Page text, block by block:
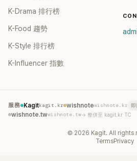
K-Drama 排行榜
K-Food 趨勢
K-Style 排行榜
K-Influencer 指數
服務 Kagitkagit.kr wishnotewishnote.kr
wishnote.twwishnote.tw→ 整併至 kagit.kr TC
© 2026 Kagit. All rights
TermsPrivacy